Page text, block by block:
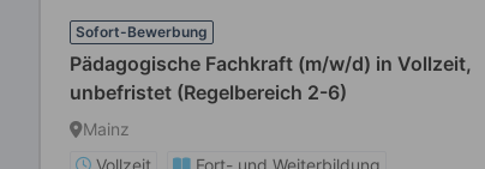
Sofort-Bewerbung
Pädagogische Fachkraft (m/w/d) in Vollzeit,
unbefristet (Regelbereich 2-6)
Mainz
Vollzeit
Fort- und Weiterbildung